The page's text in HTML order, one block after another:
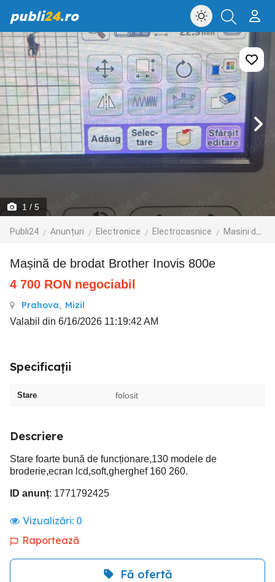
publi24.ro
1 / 5
Publi24 Anunțuri Electronice Electrocasnice Masini de cusut
Mașină de brodat Brother Inovis 800e
4 700 RON negociabil
Prahova, Mizil
Valabil din 6/16/2026 11:19:42 AM
Specificații
Stare folosit
Descriere
Stare foarte bună de funcționare,130 modele de
broderie,ecran lcd,soft,gherghef 160 260.
ID anunț: 1771792425
Vizualizări: 0
Raportează
Fă ofertă